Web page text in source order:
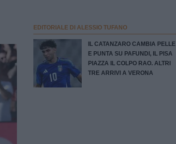
EDITORIALE DI ALESSIO TUFANO
IL CATANZARO CAMBIA PELLE
E PUNTA SU PAFUNDI, IL PISA
PIAZZA IL COLPO RAO. ALTRI
TRE ARRIVI A VERONA